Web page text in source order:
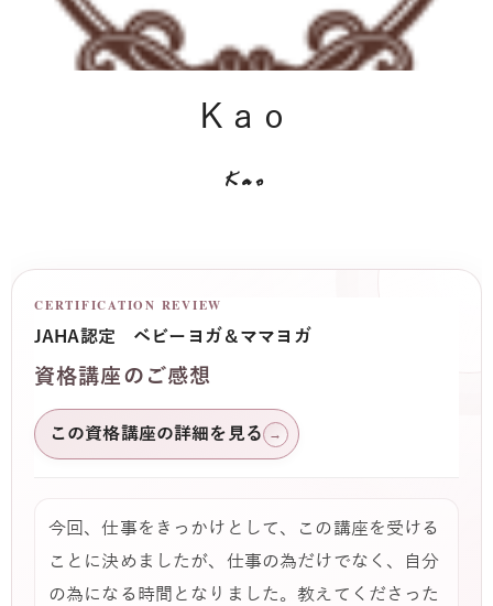
Kao
Kao
CERTIFICATION REVIEW
JAHA認定 ベビーヨガ＆ママヨガ
資格講座のご感想
この資格講座の詳細を見る →
今回、仕事をきっかけとして、この講座を受ける
ことに決めましたが、仕事の為だけでなく、自分
の為になる時間となりました。教えてくださった